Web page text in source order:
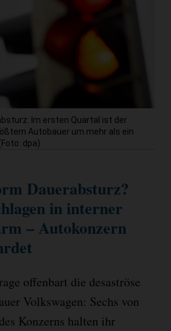
Im ersten Quartal ist der
Autobauer um mehr als ein
dpa)
Dauerabsturz?
in interner
– Autokonzern
offenbart die desaströse
Volkswagen: Sechs von
Konzerns halten ihr